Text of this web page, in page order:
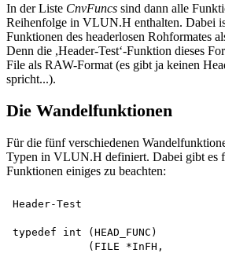
In der Liste CnvFuncs sind dann alle
Reihenfolge in VLUN.H enthalten. Dabei
Funktionen des headerlosen Rohformates
Denn die ,Header-Test‘-Funktion dieses
File als RAW-Format (es gibt ja keinen
spricht...).
Die Wandelfunktionen
Für die fünf verschiedenen
Typen in VLUN.H definiert. Dabei gibt es
Funktionen einiges zu beachten:
Header-Test
typedef int (HEAD_FUNC)
            (FILE *InFH,